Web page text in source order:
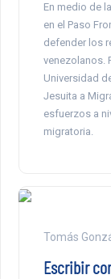
En medio de
en el Paso
defender los
venezolanos.
Universidad
Jesuita a
esfuerzos a
migratoria.
Tomás
Escribir